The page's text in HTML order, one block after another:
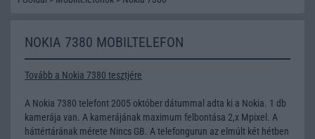
NOKIA 7380 MOBILTELEFON
Tovább a Nokia 7380 tesztjére
A Nokia 7380 telefont 2005 október dátummal adta ki a Nokia. 1 db
kamerája van. A kamerájának maximum felbontása 2,x Mpixel. A
háttértárának mérete Nincs GB. A telefongurun az elmúlt két hétben